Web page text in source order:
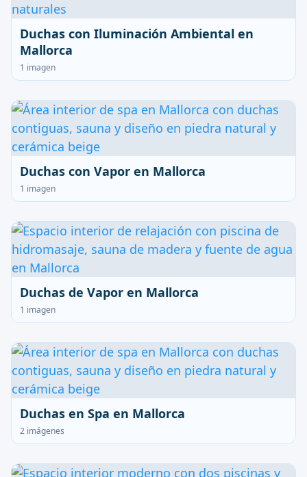
Duchas con Iluminación Ambiental en
Mallorca
1 imagen
Duchas con Vapor en Mallorca
1 imagen
Duchas de Vapor en Mallorca
1 imagen
Duchas en Spa en Mallorca
2 imágenes